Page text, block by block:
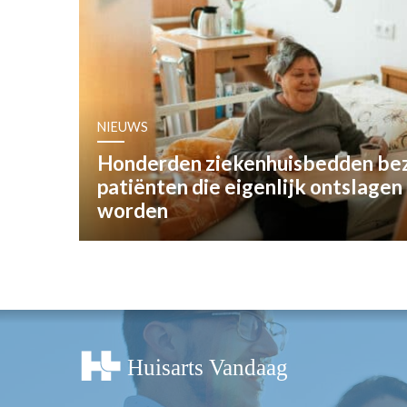
TARIEVEN
MEDISCHE
INLOGGEN
REGISTRATIE
NIEUWS
Honderden ziekenhuisbedden
patiënten die eigenlijk ontslagen
worden